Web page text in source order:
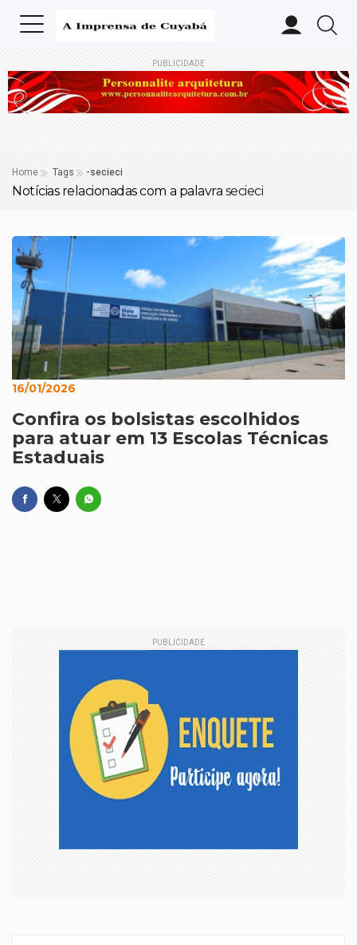
PUBLICIDADE
Home Tags -secieci
Notícias relacionadas com a palavra secieci
16/01/2026
Confira os bolsistas escolhidos
para atuar em 13 Escolas Técnicas
Estaduais
PUBLICIDADE